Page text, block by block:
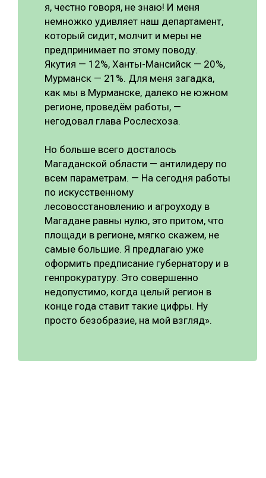
я, честно говоря, не знаю! И меня
немножко удивляет наш департамент,
который сидит, молчит и меры не
предпринимает по этому поводу.
Якутия — 12%, Ханты-Мансийск — 20%,
Мурманск — 21%. Для меня загадка,
как мы в Мурманске, далеко не южном
регионе, проведём работы, —
негодовал глава Рослесхоза.
Но больше всего досталось
Магаданской области — антилидеру по
всем параметрам. — На сегодня работы
по искусственному
лесовосстановлению и агроуходу в
Магадане равны нулю, это притом, что
площади в регионе, мягко скажем, не
самые большие. Я предлагаю уже
оформить предписание губернатору и в
генпрокуратуру. Это совершенно
недопустимо, когда целый регион в
конце года ставит такие цифры. Ну
просто безобразие, на мой взгляд».